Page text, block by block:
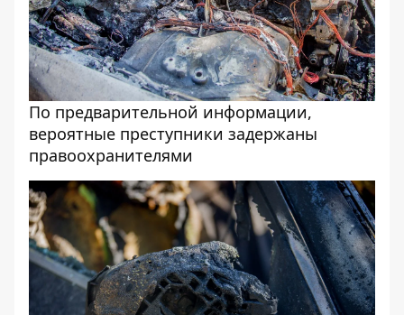
По предварительной информации,
вероятные преступники задержаны
правоохранителями